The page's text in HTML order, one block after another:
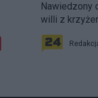
Nawiedzony
willi z